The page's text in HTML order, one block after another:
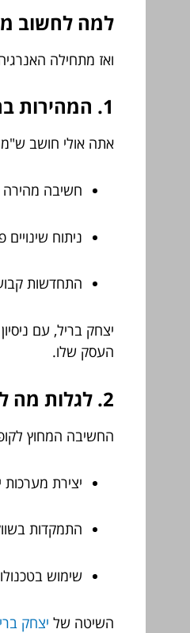
למה לחשוב
ואז מתחילה
1. המהירות בחשיבה: לא רק על המסלול
אתה אולי חושב
חשיבה
ניתוח שינויים
התחדשות
יצחק בריל, עם
העסק שלו.
2. לגלות מה לא מקובל: טיפוח חשיבה יצירתית
החשיבה המחוץ
יצירת
התמקדות
שימוש
השיטה של יצחק